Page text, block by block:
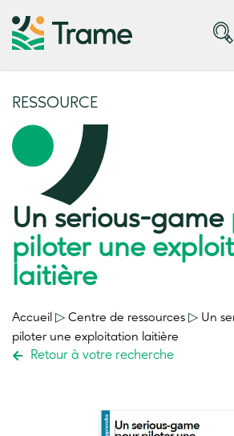
RESSOURCE
Un serious-game
piloter une
laitière
Accueil ▷ Centre de ressources ▷ Un
piloter une exploitation laitière
Retour à votre recherche